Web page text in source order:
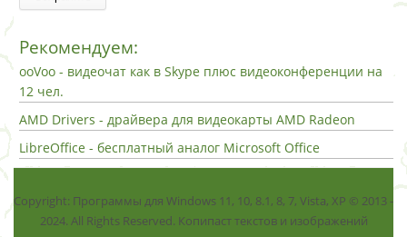
Рекомендуем:
ooVoo - видеочат как в Skype плюс видеоконференции на
12 чел.
AMD Drivers - драйвера для видеокарты AMD Radeon
LibreOffice - бесплатный аналог Microsoft Office
Copyright: Программы для Windows 11, 10, 8.1, 8, 7, Vista, ХР © 2013 -
2024. All Rights Reserved. Копипаст текстов и изображений